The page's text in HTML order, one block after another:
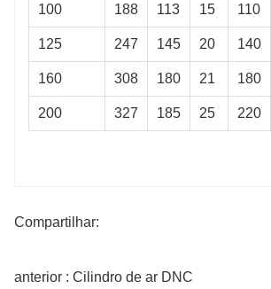
100 188 113 15 110
125 247 145 20 140
160 308 180 21 180
200 327 185 25 220
Compartilhar:
anterior : Cilindro de ar DNC